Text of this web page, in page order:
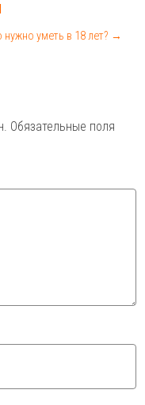
нужно уметь в 18 лет? →
Обязательные поля